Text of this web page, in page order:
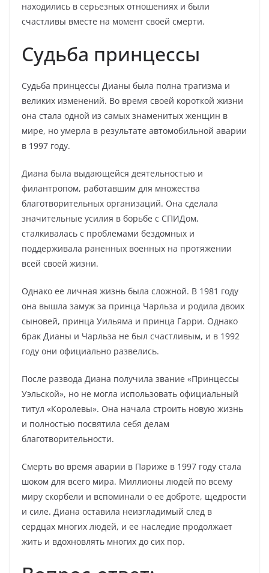
находились в серьезных отношениях и были
счастливы вместе на момент своей смерти.
Судьба принцессы
Судьба принцессы Дианы была полна трагизма и
великих изменений. Во время своей короткой жизни
она стала одной из самых знаменитых женщин в
мире, но умерла в результате автомобильной аварии
в 1997 году.
Диана была выдающейся деятельностью и
филантропом, работавшим для множества
благотворительных организаций. Она сделала
значительные усилия в борьбе с СПИДом,
сталкивалась с проблемами бездомных и
поддерживала раненных военных на протяжении
всей своей жизни.
Однако ее личная жизнь была сложной. В 1981 году
она вышла замуж за принца Чарльза и родила двоих
сыновей, принца Уильяма и принца Гарри. Однако
брак Дианы и Чарльза не был счастливым, и в 1992
году они официально развелись.
После развода Диана получила звание «Принцессы
Уэльской», но не могла использовать официальный
титул «Королевы». Она начала строить новую жизнь
и полностью посвятила себя делам
благотворительности.
Смерть во время аварии в Париже в 1997 году стала
шоком для всего мира. Миллионы людей по всему
миру скорбели и вспоминали о ее доброте, щедрости
и силе. Диана оставила неизгладимый след в
сердцах многих людей, и ее наследие продолжает
жить и вдохновлять многих до сих пор.